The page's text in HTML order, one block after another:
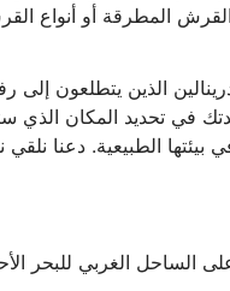
المطرقة أو أنواع
الذين يتطلعون
في تحديد المكان الذي
بيئتها الطبيعية.
الساحل الغربي للبحر